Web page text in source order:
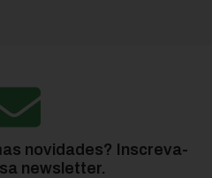
novidades? Inscreva-
newsletter.